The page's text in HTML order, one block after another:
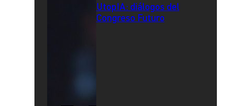
UtopIA: diálogos del
Congreso Futuro